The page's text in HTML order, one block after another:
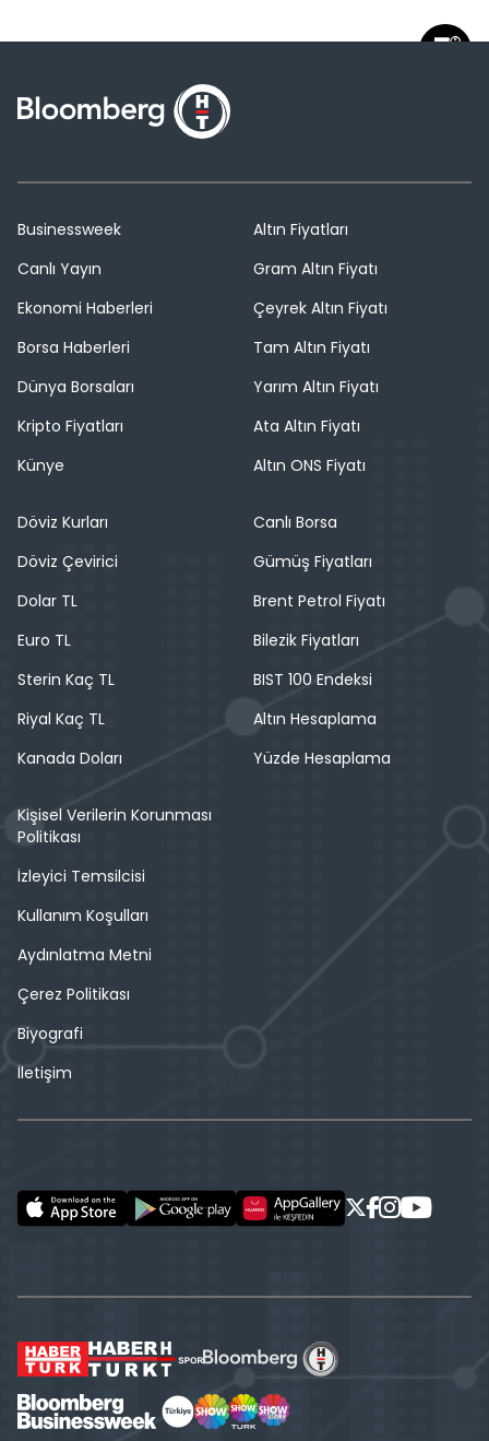
Businessweek
Canlı Yayın
Ekonomi Haberleri
Borsa Haberleri
Dünya Borsaları
Kripto Fiyatları
Künye
Altın Fiyatları
Gram Altın Fiyatı
Çeyrek Altın Fiyatı
Tam Altın Fiyatı
Yarım Altın Fiyatı
Ata Altın Fiyatı
Altın ONS Fiyatı
Döviz Kurları
Döviz Çevirici
Dolar TL
Euro TL
Sterin Kaç TL
Riyal Kaç TL
Kanada Doları
Canlı Borsa
Gümüş Fiyatları
Brent Petrol Fiyatı
Bilezik Fiyatları
BIST 100 Endeksi
Altın Hesaplama
Yüzde Hesaplama
Kişisel Verilerin Korunması
Politikası
İzleyici Temsilcisi
Kullanım Koşulları
Aydınlatma Metni
Çerez Politikası
Biyografi
İletişim